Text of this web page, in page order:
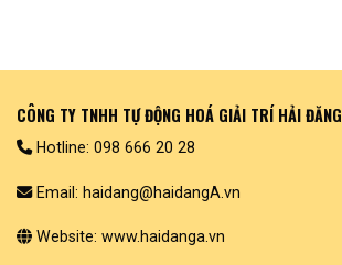
CÔNG TY TNHH TỰ ĐỘNG HOÁ GIẢI TRÍ HẢI ĐĂNG
Hotline: 098 666 20 28
Email: haidang@haidangA.vn
Website: www.haidanga.vn